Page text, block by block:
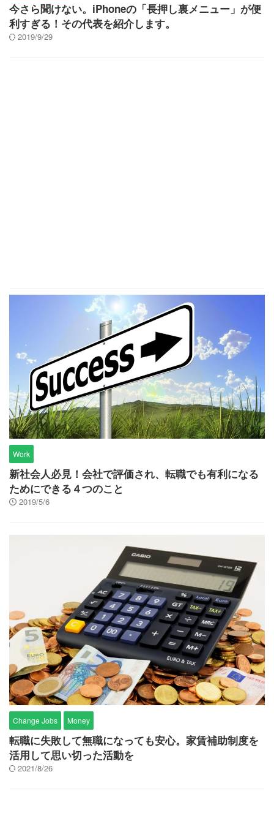
今さら聞けない。iPhoneの「長押し裏メニュー」が便
利すぎる！その代表を紹介します。
2019/9/29
Work
新社会人必見！会社で評価され、転職でも有利になる
ためにできる４つのこと
2019/5/6
Change Jobs Money
転職に失敗して無職になっても安心。家賃補助制度を
活用して思い切った活動を
2021/8/26